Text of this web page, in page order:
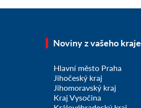
Noviny z vašeho kraje
Hlavní město Praha
Jihočeský kraj
Jihomoravský kraj
Kraj Vysočina